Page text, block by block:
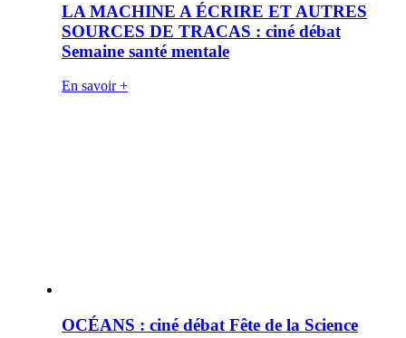
LA MACHINE A ÉCRIRE ET AUTRES
SOURCES DE TRACAS : ciné débat
Semaine santé mentale
En savoir +
OCÉANS : ciné débat Fête de la Science